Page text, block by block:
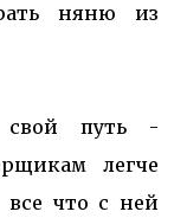
няню из
путь -
легче
все что с ней